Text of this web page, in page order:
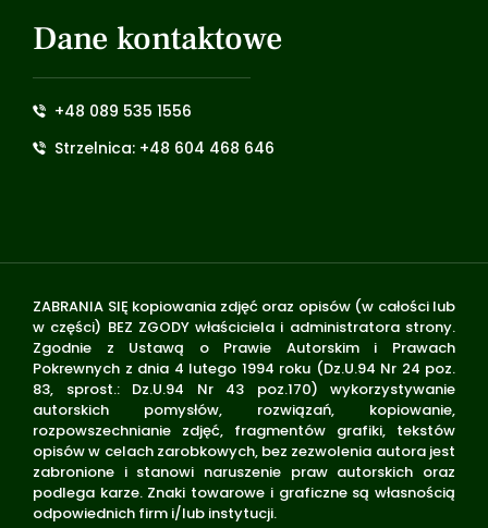
Dane kontaktowe
+48 089 535 1556
Strzelnica: +48 604 468 646
ZABRANIA SIĘ kopiowania zdjęć oraz opisów (w całości lub
w części) BEZ ZGODY właściciela i administratora strony.
Zgodnie z Ustawą o Prawie Autorskim i Prawach
Pokrewnych z dnia 4 lutego 1994 roku (Dz.U.94 Nr 24 poz.
83, sprost.: Dz.U.94 Nr 43 poz.170) wykorzystywanie
autorskich pomysłów, rozwiązań, kopiowanie,
rozpowszechnianie zdjęć, fragmentów grafiki, tekstów
opisów w celach zarobkowych, bez zezwolenia autora jest
zabronione i stanowi naruszenie praw autorskich oraz
podlega karze. Znaki towarowe i graficzne są własnością
odpowiednich firm i/lub instytucji.